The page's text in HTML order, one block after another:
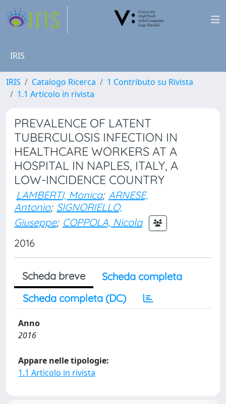
IRIS
IRIS Catalogo Ricerca
1 Contributo su Rivista
1.1 Articolo in rivista
PREVALENCE OF LATENT
TUBERCULOSIS INFECTION IN
HEALTHCARE WORKERS AT A
HOSPITAL IN NAPLES, ITALY, A
LOW-INCIDENCE COUNTRY
LAMBERTI, Monica; ARNESE,
Antonio; SIGNORIELLO,
Giuseppe; COPPOLA, Nicola
2016
Scheda breve
Scheda completa
Scheda completa (DC)
Anno
2016
Appare nelle tipologie:
1.1 Articolo in rivista